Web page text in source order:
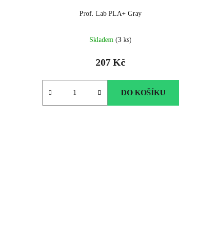
Prof. Lab PLA+ Gray
Skladem (3 ks)
207 Kč
DO KOŠÍKU